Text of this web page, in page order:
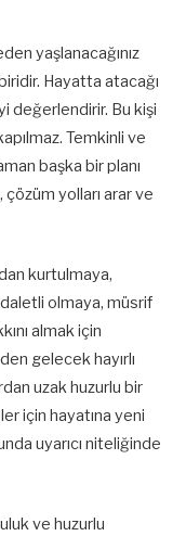
yaşlanacağınız
Hayatta atacağı
değerlendirir. Bu kişi
Temkinli ve
başka bir planı
yolları arar ve
kurtulmaya,
olmaya, müsrif
almak için
gelecek hayırlı
uzak huzurlu bir
için hayatına yeni
uyarıcı niteliğinde
ve huzurlu